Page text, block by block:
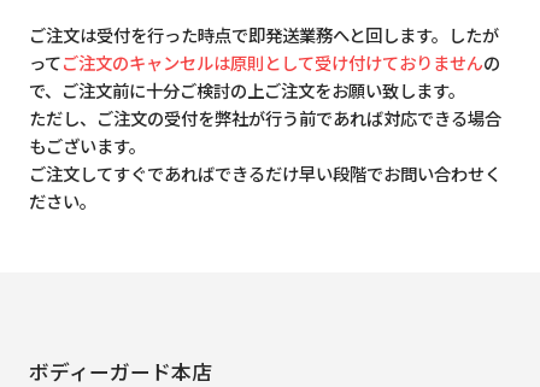
ご注文は受付を行った時点で即発送業務へと回します。したが
ってご注文のキャンセルは原則として受け付けておりませんの
で、ご注文前に十分ご検討の上ご注文をお願い致します。
ただし、ご注文の受付を弊社が行う前であれば対応できる場合
もございます。
ご注文してすぐであればできるだけ早い段階でお問い合わせく
ださい。
ボディーガード本店